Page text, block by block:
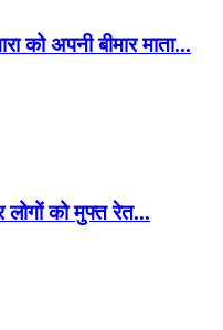
को अपनी बीमार माता...
को मुफ्त रेत...